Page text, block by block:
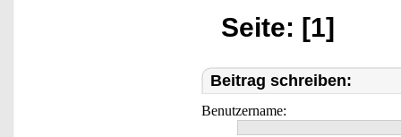
Seite: [1]
Beitrag schreiben:
Benutzername: